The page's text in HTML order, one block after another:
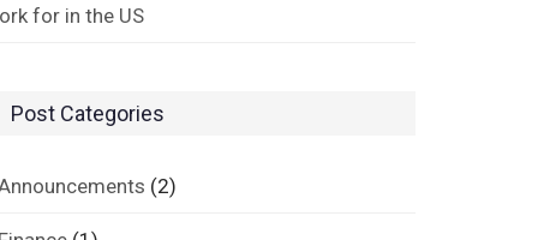
for in the US
Post Categories
(2)